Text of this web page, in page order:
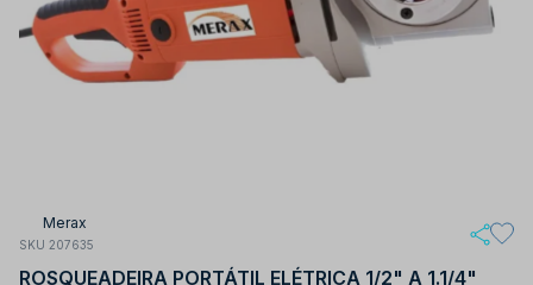
Merax
SKU 207635
ROSQUEADEIRA PORTÁTIL ELÉTRICA 1/2" A 1.1/4"